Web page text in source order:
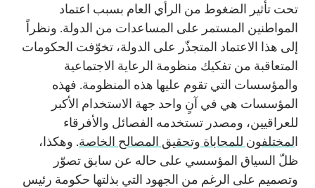
تحت تأثير الضغوط من الرأي العام بسبب اعتماد
المواطنين المستمر على المساعدات من الدولة. ونظراً
إلى هذا الاعتماد المتجذّر على الدولة، تخوّفت الحكومات
المتعاقبة من تفكيك منظومة الرعاية الاجتماعية
والمؤسسات التي تقوم عليها هذه المنظومة. فهذه
المؤسسات هي في آنٍ واحد جهة الاستخدام الأكبر
للعراقيين، ومصدر تستخدمه الفصائل والأفرقاء
المختلفون للمحاباة وتحقيق المصالح الخاصة. وهكذا،
ظلّ السياق المؤسسي على حاله عن سابق تصوّر
وتصميم على الرغم من الجهود التي بذلتها حكومة رئيس